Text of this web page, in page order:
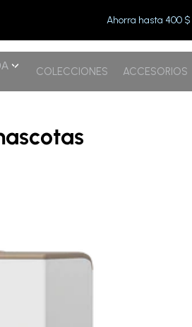
Ahorra hasta 400 $
COLECCIONES ACCESORIOS